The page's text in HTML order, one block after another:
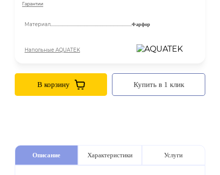
Гарантии
Материал Фарфор
Напольные AQUATEK
В корзину Купить в 1 клик
Описание Характеристики Услуги